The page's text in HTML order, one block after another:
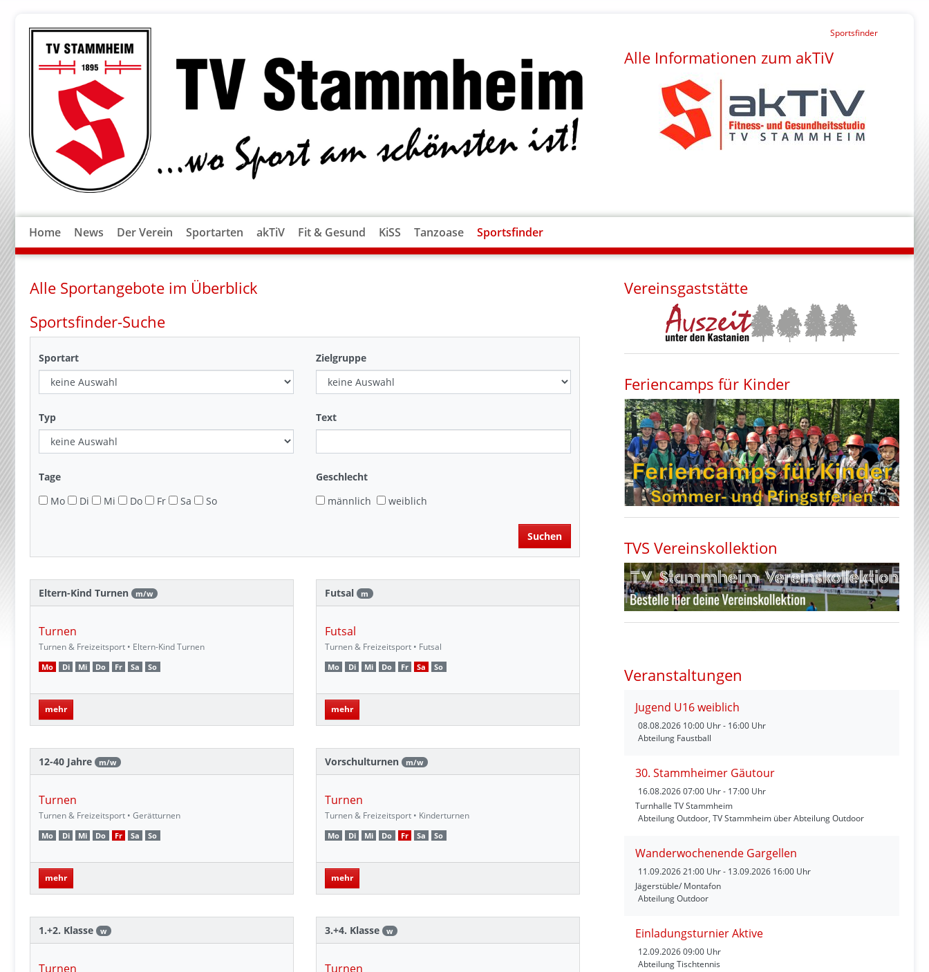
Sportsfinder
Alle Informationen zum akTiV
Home News Der Verein Sportarten akTiV Fit & Gesund KiSS Tanzoase Sportsfinder
Alle Sportangebote im Überblick
Sportsfinder-Suche
Sportart Zielgruppe
Typ Text
Tage
Mo
Di Mi Do Fr Sa So
Geschlecht
männlich
weiblich
Eltern-Kind Turnen m/w
Turnen
Turnen & Freizeitsport • Eltern-Kind Turnen
Mo Di Mi Do Fr Sa So
mehr
Futsal m
Futsal
Turnen & Freizeitsport • Futsal
Mo Di Mi Do Fr Sa So
mehr
12-40 Jahre m/w
Turnen
Turnen & Freizeitsport • Gerätturnen
Mo Di Mi Do Fr Sa So
mehr
Vorschulturnen m/w
Turnen
Turnen & Freizeitsport • Kinderturnen
Mo Di Mi Do Fr Sa So
mehr
1.+2. Klasse w
Turnen
3.+4. Klasse w
Turnen
Vereinsgaststätte
Feriencamps für Kinder
TVS Vereinskollektion
Veranstaltungen
Jugend U16 weiblich
08.08.2026 10:00 Uhr - 16:00 Uhr
Abteilung Faustball
30. Stammheimer Gäutour
16.08.202607:00 Uhr - 17:00 Uhr
Turnhalle TV Stammheim
Abteilung Outdoor, TV Stammheim über Abteilung Outdoor
Wanderwochenende Gargellen
11.09.202621:00 Uhr - 13.09.2026 16:00 Uhr
Jägerstüble/ Montafon
Abteilung Outdoor
Einladungsturnier Aktive
12.09.202609:00 Uhr
Abteilung Tischtennis